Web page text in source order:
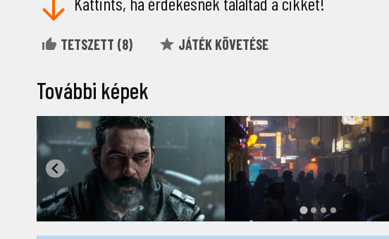
TETSZETT (8) JÁTÉK KÖVETÉSE
További képek